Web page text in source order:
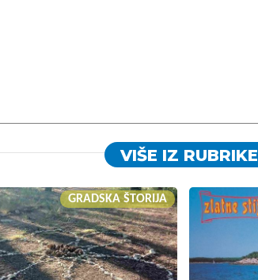
VIŠE IZ RUBRIKE
GRADSKA ŠTORIJA